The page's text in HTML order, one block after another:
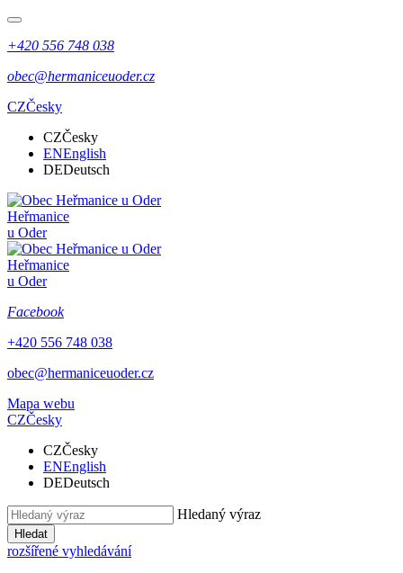
+420 556 748 038
obec@hermaniceuoder.cz
CZČesky
CZČesky
ENEnglish
DEDeutsch
Heřmanice
u Oder
Heřmanice
u Oder
Facebook
+420 556 748 038
obec@hermaniceuoder.cz
Mapa webu
CZČesky
CZČesky
ENEnglish
DEDeutsch
Hledaný výraz
Hledat
rozšířené vyhledávání